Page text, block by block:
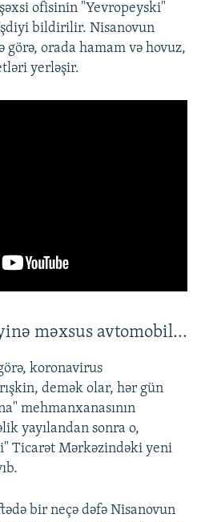
ofisinin "Yevropeyski"
bildirilir. Nisanovun
orada hamam və hovuz,
yerləşir.
məxsus avtomobil...
koronavirus
demək olar, hər gün
mehmanxanasının
yayılandan sonra o,
Ticarət Mərkəzindəki yeni
bir neçə dəfə Nisanovun